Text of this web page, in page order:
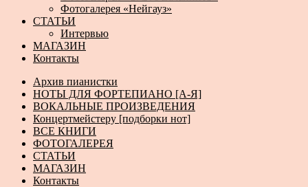
Фотогалерея «Нейгауз»
СТАТЬИ
Интервью
МАГАЗИН
Контакты
Архив пианистки
НОТЫ ДЛЯ ФОРТЕПИАНО [А-Я]
ВОКАЛЬНЫЕ ПРОИЗВЕДЕНИЯ
Концертмейстеру [подборки нот]
ВСЕ КНИГИ
ФОТОГАЛЕРЕЯ
СТАТЬИ
МАГАЗИН
Контакты